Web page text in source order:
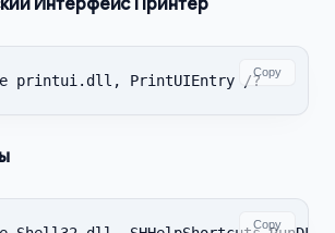
Интерфейс Принтер
printui.dll, PrintUIEntry /?Copy
Copy